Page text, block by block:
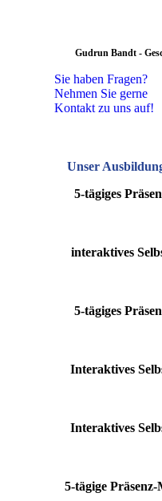
Gudrun Bandt -
Sie haben Fragen?
Nehmen Sie gerne
Kontakt zu uns auf!
Unser
5-tägiges
interaktives
5-tägiges
Interaktives
Interaktives
5-tägige Präsenz-